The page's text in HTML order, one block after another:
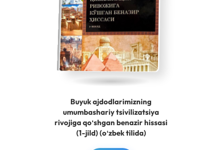
Buyuk ajdodlarimizning
umumbashariy tsivilizatsiya
rivojiga qoʻshgan benazir hissasi
(1-jild) (oʻzbek tilida)